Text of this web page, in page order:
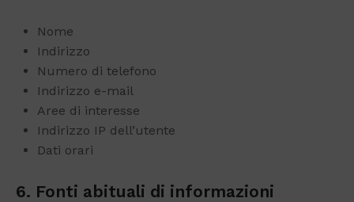
Nome
Indirizzo
Numero di telefono
Indirizzo e-mail
Aree di interesse
Indirizzo IP dell’utente
Dati orari
6. Fonti abituali di informazioni